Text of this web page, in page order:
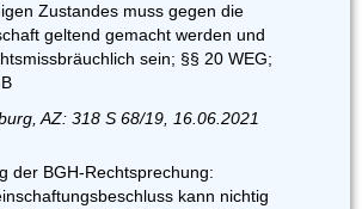
Zustandes muss gegen die
geltend gemacht werden und
sein; §§ 20 WEG;
AZ: 318 S 68/19, 16.06.2021
der BGH-Rechtsprechung:
kann nichtig